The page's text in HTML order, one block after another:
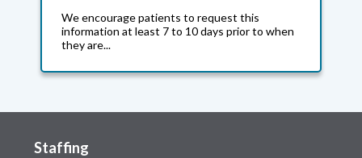
We encourage patients to request this
information at least 7 to 10 days prior to when
they are...
Staffing